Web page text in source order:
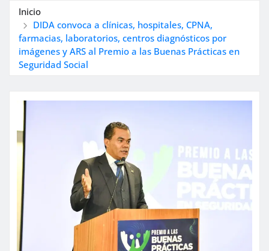
Inicio
DIDA convoca a clínicas, hospitales, CPNA,
farmacias, laboratorios, centros diagnósticos por
imágenes y ARS al Premio a las Buenas Prácticas en
Seguridad Social